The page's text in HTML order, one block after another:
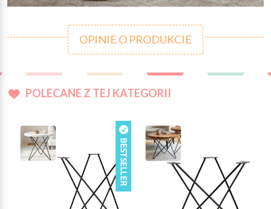
OPINIE O PRODUKCIE
POLECANE Z TEJ KATEGORII